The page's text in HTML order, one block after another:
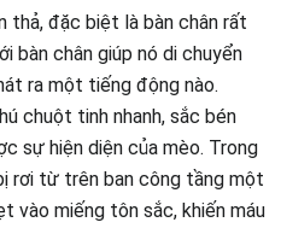
thả, đặc biệt là bàn chân rất
bàn chân giúp nó di chuyển
ra một tiếng động nào.
chuột tinh nhanh, sắc bén
sự hiện diện của mèo. Trong
rơi từ trên ban công tầng một
vào miếng tôn sắc, khiến máu